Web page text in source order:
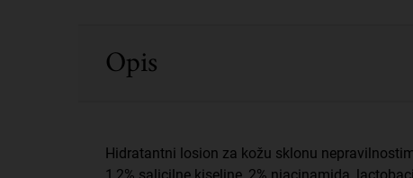
Opis
Hidratantni losion za kožu sklonu